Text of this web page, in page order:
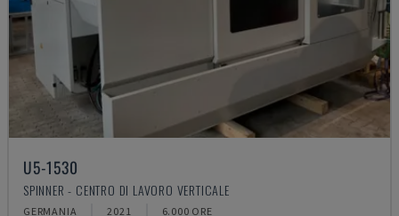
U5-1530
SPINNER - CENTRO DI LAVORO VERTICALE
GERMANIA 2021 6.000 ORE